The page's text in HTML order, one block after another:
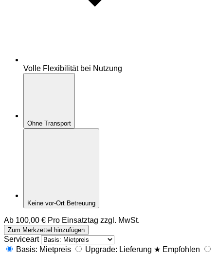
Volle Flexibilität bei Nutzung
Ohne Transport
Keine vor-Ort Betreuung
Ab 100,00 € Pro Einsatztag zzgl. MwSt.
L
a
u
Zum Merkzettel hinzufügen
Serviceart
Basis: Mietpreis
Upgrade: Lieferung ★ Empfohlen